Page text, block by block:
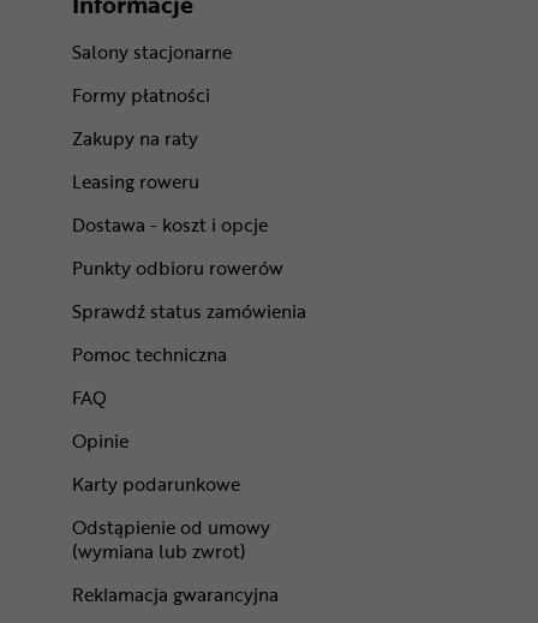
Salony stacjonarne
Formy płatności
Zakupy na raty
Leasing roweru
Dostawa - koszt i opcje
Punkty odbioru rowerów
Sprawdź status zamówienia
Pomoc techniczna
FAQ
Opinie
Karty podarunkowe
Odstąpienie od umowy
(wymiana lub zwrot)
Reklamacja gwarancyjna